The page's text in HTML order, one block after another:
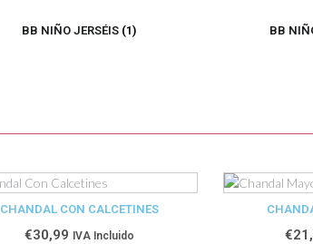
BB NIÑO JERSÉIS (1) BB
CHANDAL CON CALCETINES
€30,99 IVA Incluido €